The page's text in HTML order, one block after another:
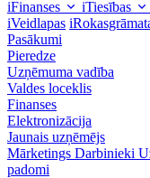
iFinanses iTiesības
iVeidlapas
Pasākumi
Pieredze
Uzņēmuma vadība
Valdes loceklis
Finanses
Elektronizācija
Jaunais uzņēmējs
Mārketings Darbinieki
padomi